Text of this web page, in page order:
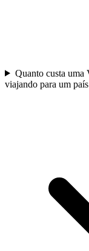
Quanto custa uma
viajando para um